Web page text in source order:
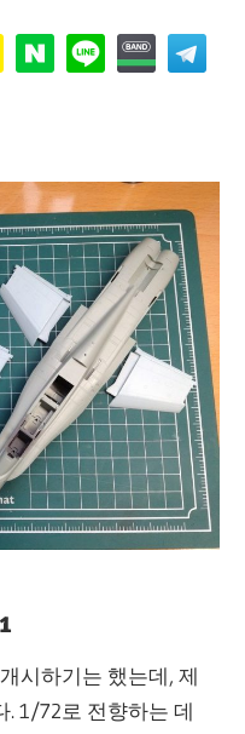
시하기는 했는데, 제
. 1/72로 전향하는 데